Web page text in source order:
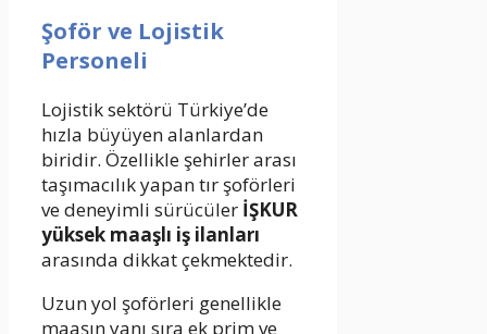
Şoför ve Lojistik
Personeli
Lojistik sektörü Türkiye’de
hızla büyüyen alanlardan
biridir. Özellikle şehirler arası
taşımacılık yapan tır şoförleri
ve deneyimli sürücüler İŞKUR
yüksek maaşlı iş ilanları
arasında dikkat çekmektedir.
Uzun yol şoförleri genellikle
maaşın yanı sıra ek prim ve